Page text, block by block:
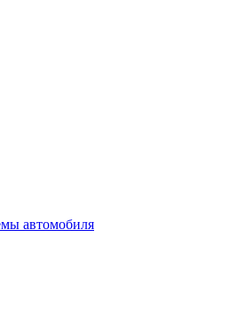
автомобиля